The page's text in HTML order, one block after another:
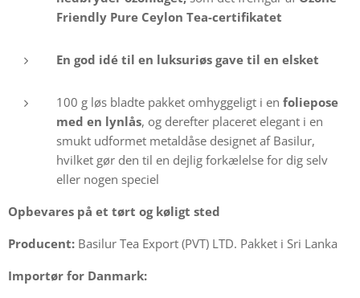
Friendly Pure Ceylon Tea-certifikatet
En god idé til en luksuriøs gave til en elsket
100 g løs bladte pakket omhyggeligt i en foliepose
med en lynlås, og derefter placeret elegant i en
smukt udformet metaldåse designet af Basilur,
hvilket gør den til en dejlig forkælelse for dig selv
eller nogen speciel
Opbevares på et tørt og køligt sted
Producent: Basilur Tea Export (PVT) LTD. Pakket i Sri Lanka
Importør for Danmark: